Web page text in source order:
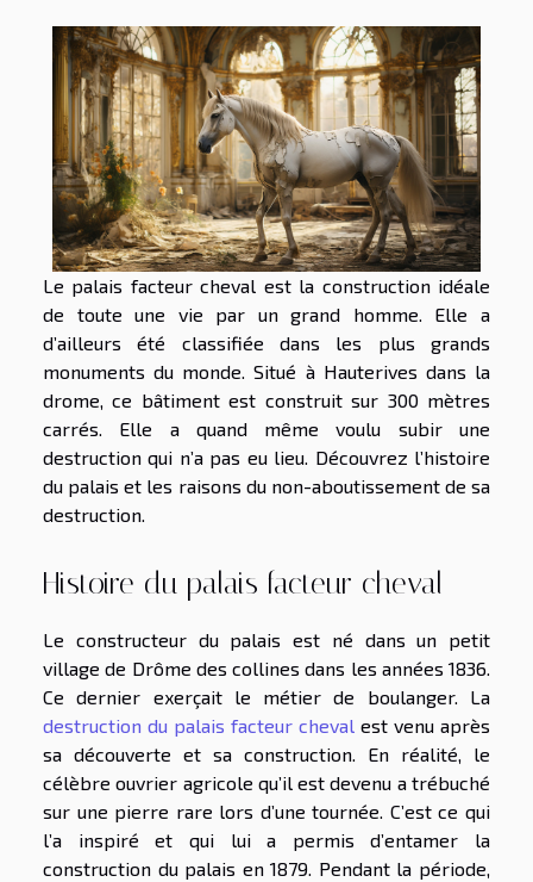
Le palais facteur cheval est la construction idéale
de toute une vie par un grand homme. Elle a
d’ailleurs été classifiée dans les plus grands
monuments du monde. Situé à Hauterives dans la
drome, ce bâtiment est construit sur 300 mètres
carrés. Elle a quand même voulu subir une
destruction qui n’a pas eu lieu. Découvrez l’histoire
du palais et les raisons du non-aboutissement de sa
destruction.
Histoire du palais facteur cheval
Le constructeur du palais est né dans un petit
village de Drôme des collines dans les années 1836.
Ce dernier exerçait le métier de boulanger. La
destruction du palais facteur cheval est venu après
sa découverte et sa construction. En réalité, le
célèbre ouvrier agricole qu’il est devenu a trébuché
sur une pierre rare lors d’une tournée. C’est ce qui
l’a inspiré et qui lui a permis d’entamer la
construction du palais en 1879. Pendant la période,